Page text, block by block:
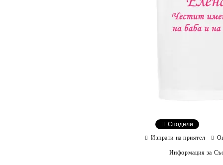
Сподели
Изпрати на приятел
Информация за